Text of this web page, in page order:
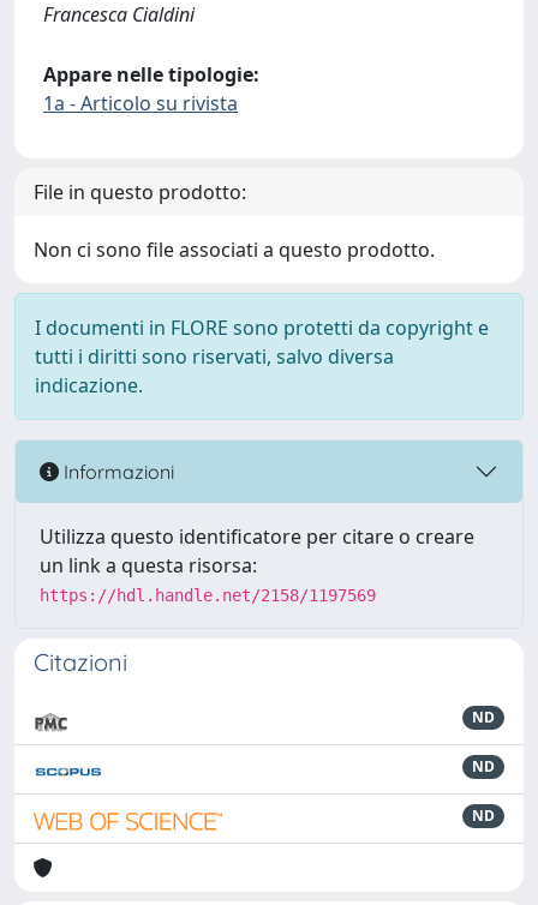
Francesca Cialdini
Appare nelle tipologie:
1a - Articolo su rivista
File in questo prodotto:
Non ci sono file associati a questo prodotto.
I documenti in FLORE sono protetti da copyright e
tutti i diritti sono riservati, salvo diversa
indicazione.
Informazioni
Utilizza questo identificatore per citare o creare
un link a questa risorsa:
https://hdl.handle.net/2158/1197569
Citazioni
ND
ND
ND